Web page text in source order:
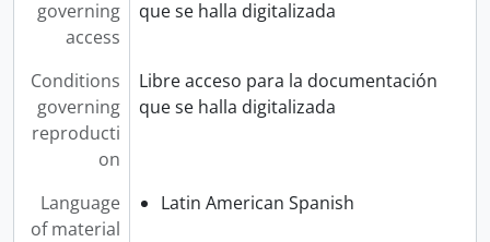
governing
access
que se halla digitalizada
Conditions
governing
reproducti
on
Libre acceso para la documentación
que se halla digitalizada
Language
of material
Latin American Spanish